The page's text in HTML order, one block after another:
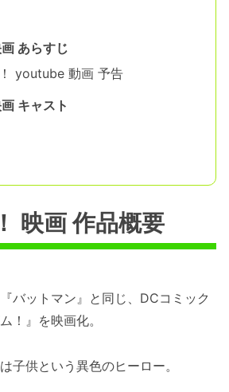
あらすじ
youtube 動画 予告
キャスト
映画 作品概要
バットマン』と同じ、DCコミック
！』を映画化。
子供という異色のヒーロー。